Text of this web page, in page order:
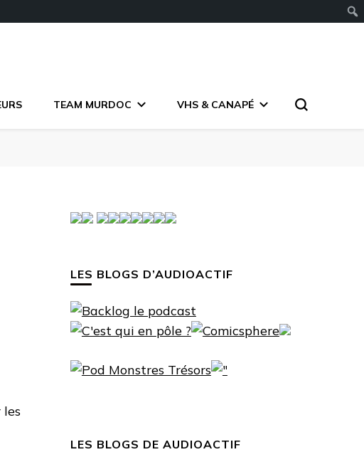
TEAM MURDOC VHS & CANAPÉ
les
LES BLOGS D’AUDIOACTIF
LES BLOGS DE AUDIOACTIF